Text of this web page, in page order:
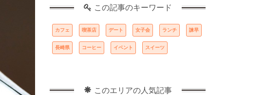
この記事のキーワード
カフェ 喫茶店 デート 女子会 ランチ 諫早
長崎県 コーヒー イベント スイーツ
このエリアの人気記事